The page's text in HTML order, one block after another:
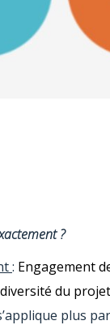
?
: Engagement
du
plus